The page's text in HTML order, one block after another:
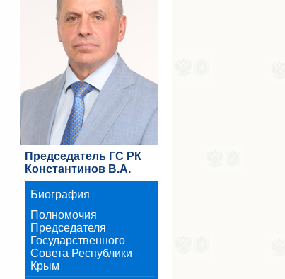
Председатель ГС РК
Константинов В.А.
Биография
Полномочия
Председателя
Государственного
Совета Республики
Крым